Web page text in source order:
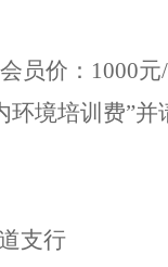
员价：1000元
环境培训费”并
支行